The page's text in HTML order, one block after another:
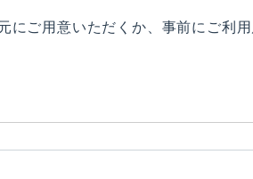
ご用意いただくか、事前にご利